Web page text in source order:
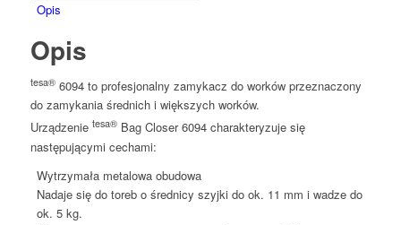
Opis
Opis
tesa®6094 to profesjonalny zamykacz do worków przeznaczony
do zamykania średnich i większych worków.
Urządzenie tesa®Bag Closer 6094 charakteryzuje się
następującymi cechami:
Wytrzymała metalowa obudowa
Nadaje się do toreb o średnicy szyjki do ok. 11 mm i wadze do
ok. 5 kg.